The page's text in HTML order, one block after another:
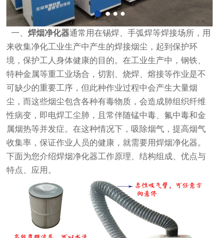
一、焊烟净化器通常用在锡焊、手弧焊等焊接场所，用
来收集净化工业生产中产生的焊接烟尘，起到保护环
境，保护工人身体健康的目的。在工业生产中，钢铁、
特种金属等重工业场合，切割、烧焊、熔接等作业是不
可缺少的重要工序，但此种作业过程中会产生大量烟
尘，而这些烟尘包含各种有毒物质，会造成肺组织纤维
性病变，即电焊工尘肺，且常伴随锰中毒、氟中毒和金
属烟热等并发症。在这种情况下，吸除烟气，提高烟气
收集率，保证作业人员的健康，就需要用焊烟净化器。
下面为您介绍焊烟净化器工作原理、结构组成、优点与
特点、应用。